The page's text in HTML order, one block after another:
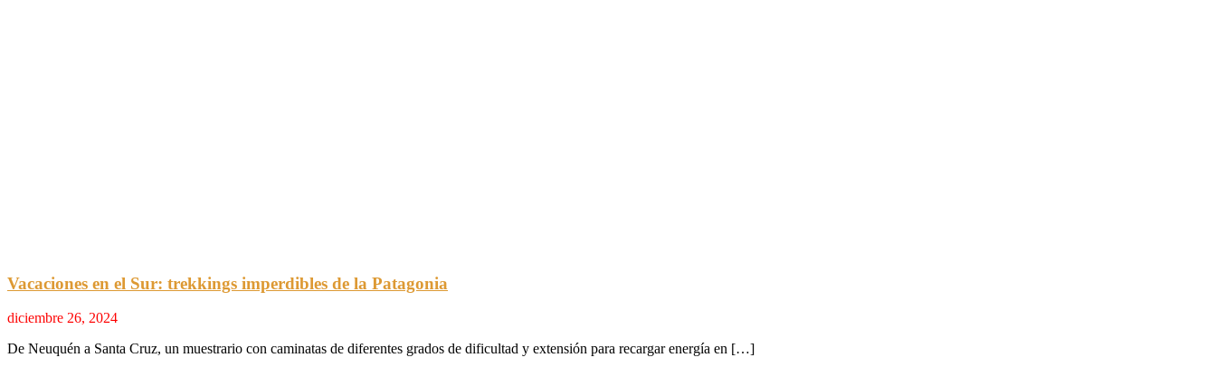
Vacaciones en el Sur: trekkings imperdibles de la Patagonia
diciembre 26, 2024
De Neuquén a Santa Cruz, un muestrario con caminatas de diferentes grados de dificultad y extensión para recargar energía en […]